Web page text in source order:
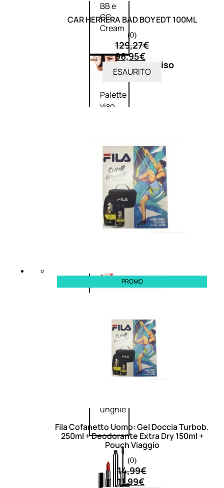
BB e
CC
Cream
Viso
Palette
viso
Fondotinta
Cipria
Fard/Blush
Illuminante
viso
Terre
abbronzanti
Smalto
effetti
speciali
Solvente
Trattamenti
unghie
CAR HERRERA BAD BOY EDT 100ML
(0)
129,27€
96,95€
ESAURITO
PROMO
Fila Cofanetto Uomo: Gel Doccia Turbob.
250ml + Deodorante Extra Dry 150ml +
Pouch Viaggio
(0)
14,99€
11,99€